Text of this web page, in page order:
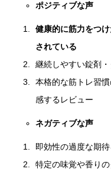
ポジティブな声
健康的に筋力をつ
されている
継続しやすい錠剤
本格的な筋トレ習
感するレビュー
ネガティブな声
即効性の過度な期
特定の味覚や香り